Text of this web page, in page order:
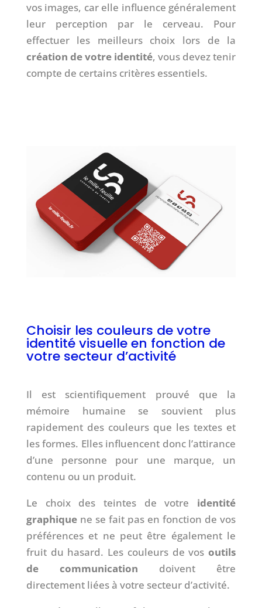
vos images, car elle influence généralement
leur perception par le cerveau. Pour
effectuer les meilleurs choix lors de la
création de votre identité, vous devez tenir
compte de certains critères essentiels.
Choisir les couleurs de votre
identité visuelle en fonction de
votre secteur d’activité
Il est scientifiquement prouvé que la
mémoire humaine se souvient plus
rapidement des couleurs que les textes et
les formes. Elles influencent donc l’attirance
d’une personne pour une marque, un
contenu ou un produit.
Le choix des teintes de votre identité
graphiquene se fait pas en fonction de vos
préférences et ne peut être également le
fruit du hasard. Les couleurs de vosoutils
de communication doivent être
directement liées à votre secteur d’activité.